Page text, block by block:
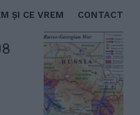
ȘI CE VREM CONTACT